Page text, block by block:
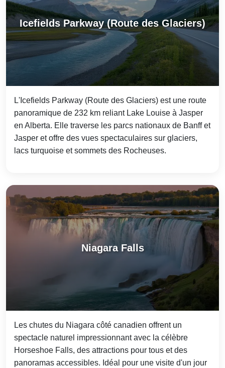
Icefields Parkway (Route des Glaciers)
L'Icefields Parkway (Route des Glaciers) est une route
panoramique de 232 km reliant Lake Louise à Jasper
en Alberta. Elle traverse les parcs nationaux de Banff et
Jasper et offre des vues spectaculaires sur glaciers,
lacs turquoise et sommets des Rocheuses.
Niagara Falls
Les chutes du Niagara côté canadien offrent un
spectacle naturel impressionnant avec la célèbre
Horseshoe Falls, des attractions pour tous et des
panoramas accessibles. Idéal pour une visite d'un jour